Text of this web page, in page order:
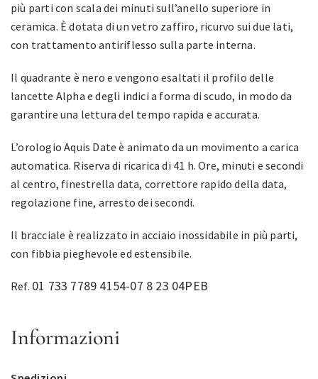
più parti con scala dei minuti sull’anello superiore in
ceramica. È dotata di un vetro zaffiro, ricurvo sui due lati,
con trattamento antiriflesso sulla parte interna.
Il quadrante è nero e vengono esaltati il profilo delle
lancette Alpha e degli indici a forma di scudo, in modo da
garantire una lettura del tempo rapida e accurata.
L’orologio Aquis Date è animato da un movimento a carica
automatica. Riserva di ricarica di 41 h. Ore, minuti e secondi
al centro, finestrella data, correttore rapido della data,
regolazione fine, arresto dei secondi.
Il bracciale è realizzato in acciaio inossidabile in più parti,
con fibbia pieghevole ed estensibile.
Ref. 01 733 7789 4154-07 8 23 04PEB
Informazioni